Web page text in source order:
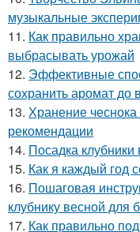
музыкальные
11. Как правильно
выбрасывать урожай
12. Эффективные
сохранить аромат до
13. Хранение
рекомендации
14. Посадка клубники
15. Как я каждый год
16. Пошаговая
клубнику весной для
17. Как правильно